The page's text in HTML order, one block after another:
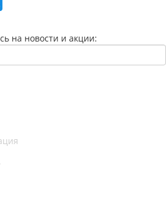
на новости и акции: